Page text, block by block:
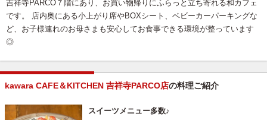
吉祥寺PARCO７階にあり、お買い物帰りにふらっと立ち寄れる和カフェ
です。 店内奥にある小上がり席やBOXシート、ベビーカーパーキングな
ど、お子様連れのお母さまも安心してお食事できる環境が整っています
◎
kawara CAFE＆KITCHEN 吉祥寺PARCO店の料理ご紹介
スイーツメニュー多数♪